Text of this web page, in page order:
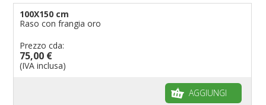
100X150 cm
Raso con frangia oro
Prezzo cda:
75,00 €
(IVA inclusa)
AGGIUNGI